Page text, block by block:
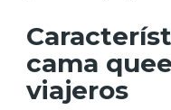
cama
viajeros